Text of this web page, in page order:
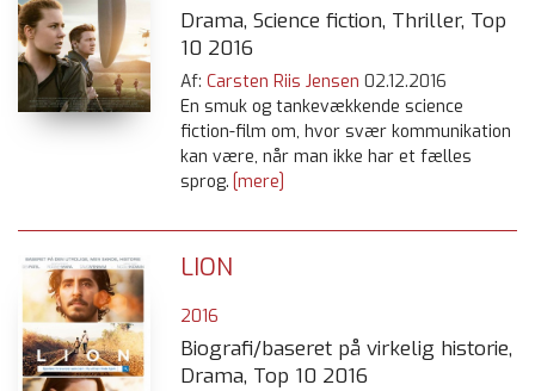
Drama, Science fiction, Thriller, Top
10 2016
Af: Carsten Riis Jensen 02.12.2016
En smuk og tankevækkende science
fiction-film om, hvor svær kommunikation
kan være, når man ikke har et fælles
sprog. [mere]
LION
2016
Biografi/baseret på virkelig historie,
Drama, Top 10 2016